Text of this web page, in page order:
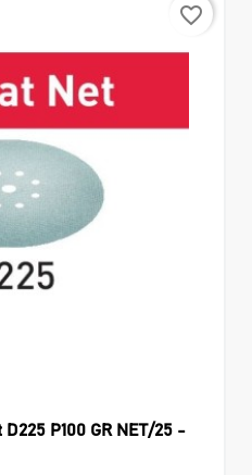
favorite_border
P100 GR NET/25 -